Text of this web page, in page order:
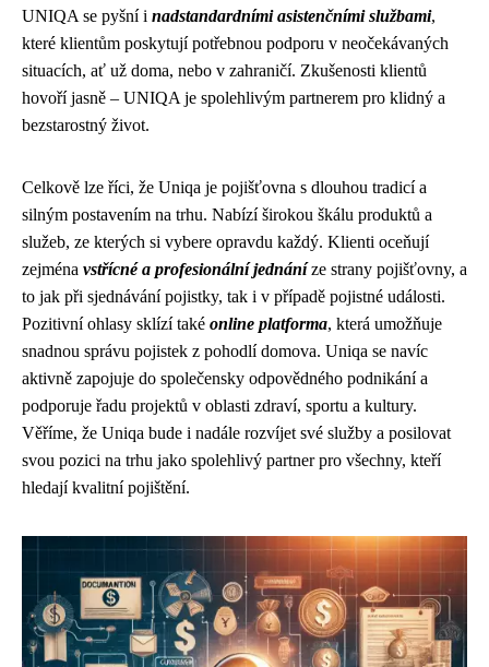
UNIQA se pyšní i nadstandardními asistenčními službami,
které klientům poskytují potřebnou podporu v neočekávaných
situacích, ať už doma, nebo v zahraničí. Zkušenosti klientů
hovoří jasně – UNIQA je spolehlivým partnerem pro klidný a
bezstarostný život.
Celkově lze říci, že Uniqa je pojišťovna s dlouhou tradicí a
silným postavením na trhu. Nabízí širokou škálu produktů a
služeb, ze kterých si vybere opravdu každý. Klienti oceňují
zejména vstřícné a profesionální jednáníze strany pojišťovny, a
to jak při sjednávání pojistky, tak i v případě pojistné události.
Pozitivní ohlasy sklízí také online platforma, která umožňuje
snadnou správu pojistek z pohodlí domova. Uniqa se navíc
aktivně zapojuje do společensky odpovědného podnikání a
podporuje řadu projektů v oblasti zdraví, sportu a kultury.
Věříme, že Uniqa bude i nadále rozvíjet své služby a posilovat
svou pozici na trhu jako spolehlivý partner pro všechny, kteří
hledají kvalitní pojištění.